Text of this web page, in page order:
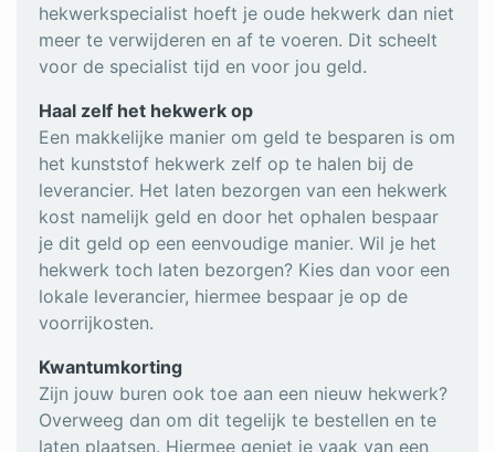
hekwerkspecialist hoeft je oude hekwerk dan niet
meer te verwijderen en af te voeren. Dit scheelt
voor de specialist tijd en voor jou geld.
Haal zelf het hekwerk op
Een makkelijke manier om geld te besparen is om
het kunststof hekwerk zelf op te halen bij de
leverancier. Het laten bezorgen van een hekwerk
kost namelijk geld en door het ophalen bespaar
je dit geld op een eenvoudige manier. Wil je het
hekwerk toch laten bezorgen? Kies dan voor een
lokale leverancier, hiermee bespaar je op de
voorrijkosten.
Kwantumkorting
Zijn jouw buren ook toe aan een nieuw hekwerk?
Overweeg dan om dit tegelijk te bestellen en te
laten plaatsen. Hiermee geniet je vaak van een